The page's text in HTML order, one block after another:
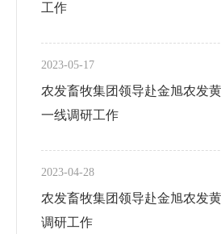
工作
2023-05-17
农发畜牧集团领导赴金旭农发
一线调研工作
2023-04-28
农发畜牧集团领导赴金旭农发
调研工作